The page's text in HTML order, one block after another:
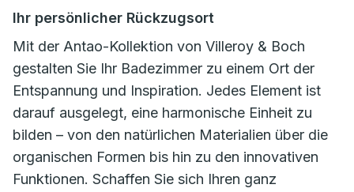
Ihr persönlicher Rückzugsort
Mit der Antao-Kollektion von Villeroy & Boch
gestalten Sie Ihr Badezimmer zu einem Ort der
Entspannung und Inspiration. Jedes Element ist
darauf ausgelegt, eine harmonische Einheit zu
bilden – von den natürlichen Materialien über die
organischen Formen bis hin zu den innovativen
Funktionen. Schaffen Sie sich Ihren ganz